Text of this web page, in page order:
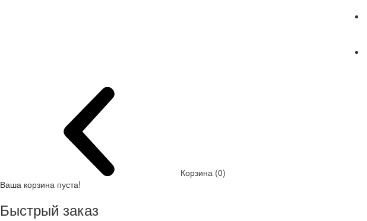
Корзина (0)
Ваша корзина пуста!
Быстрый заказ